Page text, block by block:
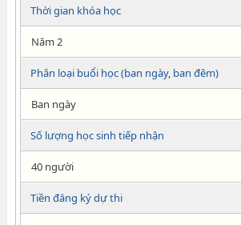
Thời gian khóa học
Năm 2
Phân loại buổi học (ban ngày, ban đêm)
Ban ngày
Số lượng học sinh tiếp nhận
40 người
Tiền đăng ký dự thi